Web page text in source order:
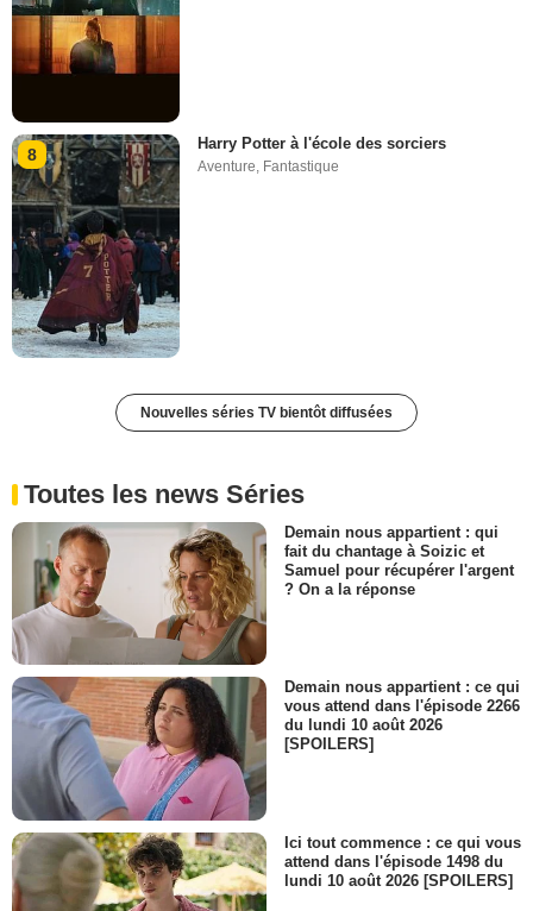
8
Harry Potter à l'école des sorciers
Aventure Fantastique
Nouvelles séries TV bientôt diffusées
Toutes les news Séries
Demain nous appartient : qui
fait du chantage à Soizic et
Samuel pour récupérer l'argent
? On a la réponse
Demain nous appartient : ce qui
vous attend dans l'épisode 2266
du lundi 10 août 2026
[SPOILERS]
Ici tout commence : ce qui vous
attend dans l'épisode 1498 du
lundi 10 août 2026 [SPOILERS]